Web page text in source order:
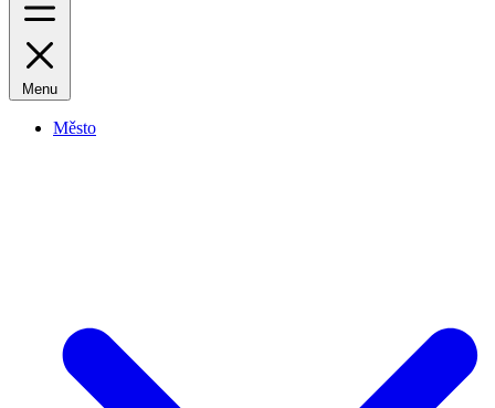
Menu
Město